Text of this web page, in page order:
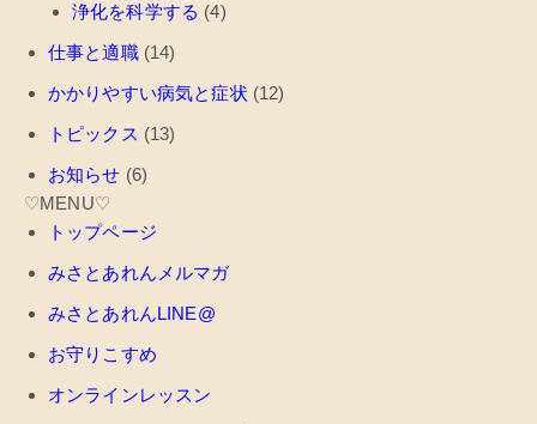
浄化を科学する (4)
仕事と適職(14)
かかりやすい病気と症状 (12)
トピックス (13)
お知らせ (6)
♡MENU♡
トップページ
みさとあれんメルマガ
みさとあれんLINE@
お守りこすめ
オンラインレッスン